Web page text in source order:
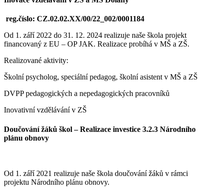
reg.číslo: CZ.02.02.XX/00/22_002/0001184
Od 1. září 2022 do 31. 12. 2024 realizuje naše škola projekt
financovaný z EU – OP JAK. Realizace probíhá v MŠ a ZŠ.
Realizované aktivity:
Školní psycholog, speciální pedagog, školní asistent v MŠ a ZŠ
DVPP pedagogických a nepedagogických pracovníků
Inovativní vzdělávání v ZŠ
Doučování žáků škol – Realizace investice 3.2.3 Národního
plánu obnovy
Od 1. září 2021 realizuje naše škola doučování žáků v rámci
projektu Národního plánu obnovy.